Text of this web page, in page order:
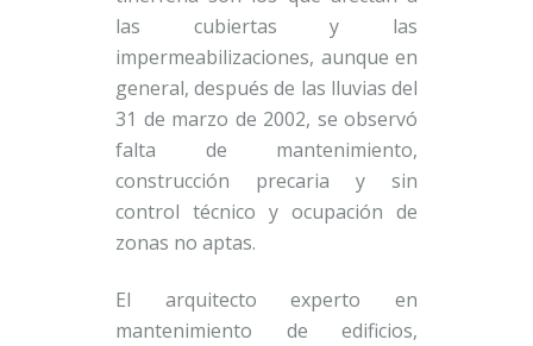
las cubiertas y las
impermeabilizaciones, aunque en
general, después de las lluvias del
31 de marzo de 2002, se observó
falta de mantenimiento,
construcción precaria y sin
control técnico y ocupación de
zonas no aptas.
El arquitecto experto en
mantenimiento de edificios,